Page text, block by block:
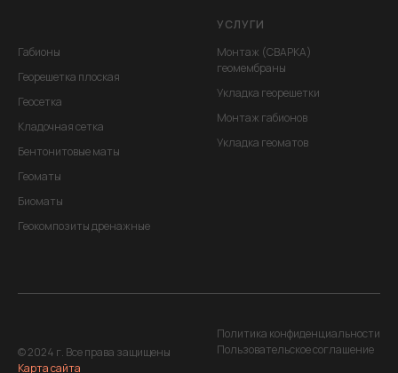
Габионы
Георешетка плоская
Геосетка
Кладочная сетка
Бентонитовые маты
Геоматы
Биоматы
Геокомпозиты дренажные
УСЛУГИ
Монтаж (СВАРКА)
геомембраны
Укладка георешетки
Монтаж габионов
Укладка геоматов
© 2024 г. Все права защищены
Карта сайта
Политика конфиденциальности
Пользовательское соглашение